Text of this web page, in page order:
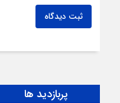
ثبت دیدگاه
پربازدید ها